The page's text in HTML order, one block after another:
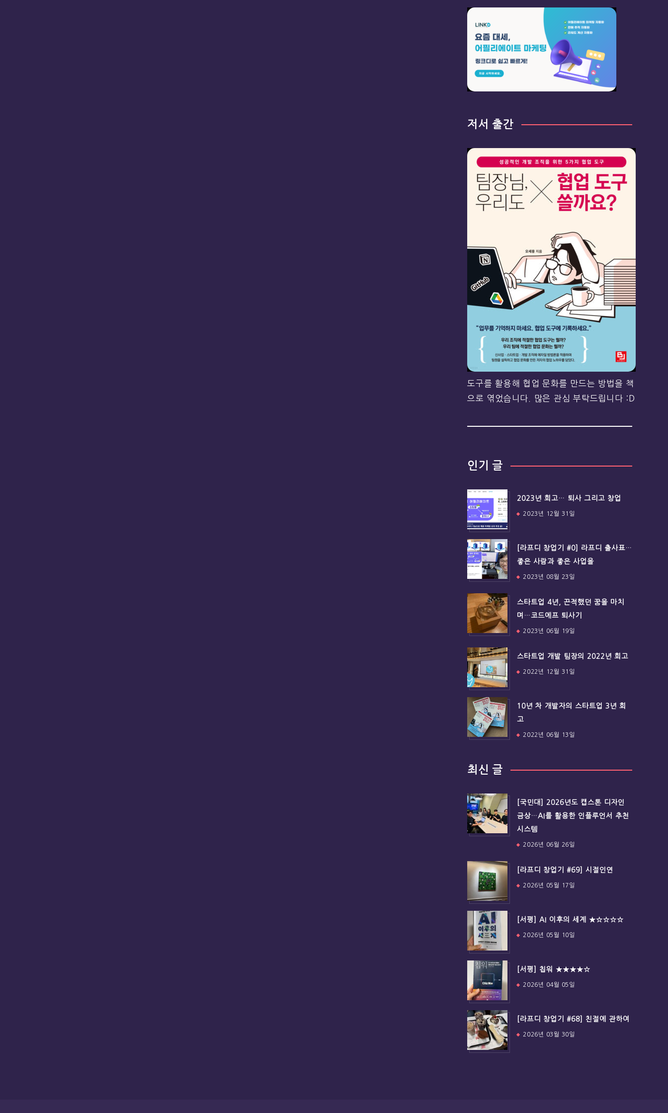
저서 출간
도구를 활용해 협업 문화를 만드는 방법을 책
으로 엮었습니다. 많은 관심 부탁드립니다 :D
인기 글
2023년 회고… 퇴사 그리고 창업
2023년 12월 31일
[라프디 창업기 #0] 라프디 출사표…
좋은 사람과 좋은 사업을
2023년 08월 23일
스타트업 4년, 끈적했던 꿈을 마치
며…코드에프 퇴사기
2023년 06월 19일
스타트업 개발 팀장의 2022년 회고
2022년 12월 31일
10년 차 개발자의 스타트업 3년 회
고
2022년 06월 13일
최신 글
[국민대] 2026년도 캡스톤 디자인
금상…AI를 활용한 인플루언서 추천
시스템
2026년 06월 26일
[라프디 창업기 #69] 시절인연
2026년 05월 17일
[서평] AI 이후의 세계 ★☆☆☆☆
2026년 05월 10일
[서평] 칩워 ★★★★☆
2026년 04월 05일
[라프디 창업기 #68] 친절에 관하여
2026년 03월 30일